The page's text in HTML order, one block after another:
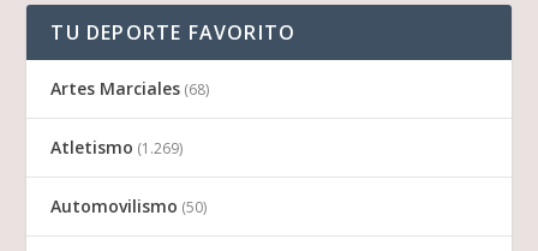
TU DEPORTE FAVORITO
Artes Marciales (68)
Atletismo (1.269)
Automovilismo (50)